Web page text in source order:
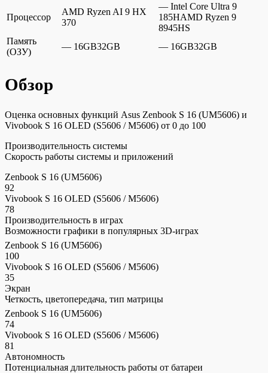
Процессор
AMD Ryzen AI 9 HX
370
— Intel Core Ultra 9
185HAMD Ryzen 9
8945HS
Память
(ОЗУ)
— 16GB32GB — 16GB32GB
Обзор
Оценка основных функций Asus Zenbook S 16 (UM5606) и
Vivobook S 16 OLED (S5606 / M5606) от 0 до 100
Производительность системы
Скорость работы системы и приложений
Zenbook S 16 (UM5606)
92
Vivobook S 16 OLED (S5606 / M5606)
78
Производительность в играх
Возможности графики в популярных 3D-играх
Zenbook S 16 (UM5606)
100
Vivobook S 16 OLED (S5606 / M5606)
35
Экран
Четкость, цветопередача, тип матрицы
Zenbook S 16 (UM5606)
74
Vivobook S 16 OLED (S5606 / M5606)
81
Автономность
Потенциальная длительность работы от батареи